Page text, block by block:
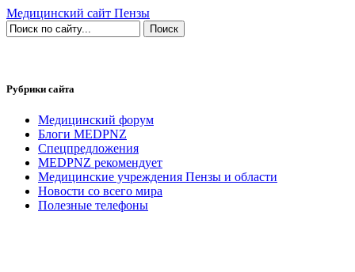
Медицинский сайт Пензы
Рубрики сайта
Медицинский форум
Блоги MEDPNZ
Спецпредложения
MEDPNZ рекомендует
Медицинские учреждения Пензы и области
Новости со всего мира
Полезные телефоны